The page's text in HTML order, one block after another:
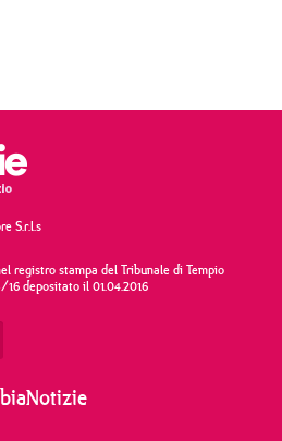
S.r.l.s
registro stampa del Tribunale di Tempio
16 depositato il 01.04.2016